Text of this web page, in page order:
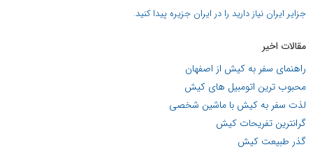
جزایر ایران نیاز دارید را در ایران جزیره پیدا کنید.
مقالات اخیر
راهنمای سفر به کیش از اصفهان
محبوب ترین اتومبیل های کیش
لذت سفر به کیش با ماشین شخصی
گرانترین تفریحات کیش
گذر طبیعت کیش